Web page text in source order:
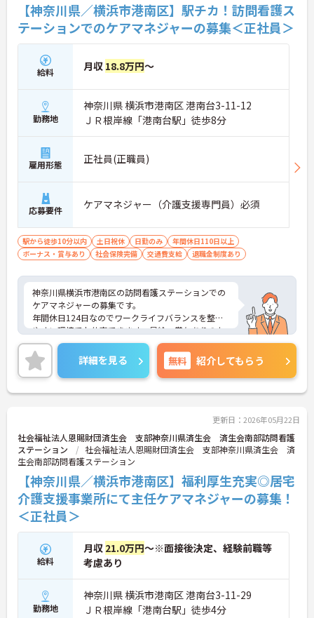
【神奈川県／横浜市港南区】駅チカ！訪問看護ス
テーションでのケアマネジャーの募集＜正社員＞
給料 月収 18.8万円～
勤務地
神奈川県 横浜市港南区 港南台3-11-12
ＪＲ根岸線「港南台駅」徒歩8分
雇用形態 正社員(正職員)
応募要件 ケアマネジャー（介護支援専門員）必須
駅から徒歩10分以内 土日祝休 日勤のみ
年間休日110日以上
ボーナス・賞与あり
社会保険完備 交通費支給 退職金制度あり
神奈川県横浜市港南区の訪問看護ステーションでの
ケアマネジャーの募集です。
年間休日124日なのでワークライフバランスを整え
やすい環境でお仕事できます。昇給・賞与ありのた
め、あなたの頑張りがしっかり評価されます。
ご興味のある方は、面接のポイントをお伝えします
のでお気軽にお問い合せください。
詳細を見る 無料 紹介してもらう
更新日：2026年05月22日
社会福祉法人恩賜財団済生会 支部神奈川県済生会 済生会南部訪問看護
ステーション
社会福祉法人恩賜財団済生会 支部神奈川県済生会 済
生会南部訪問看護ステーション
【神奈川県／横浜市港南区】福利厚生充実◎居宅
介護支援事業所にて主任ケアマネジャーの募集！
＜正社員＞
給料
月収 21.0万円～※面接後決定、経験前職等
考慮あり
勤務地
神奈川県 横浜市港南区 港南台3-11-29
ＪＲ根岸線「港南台駅」徒歩4分